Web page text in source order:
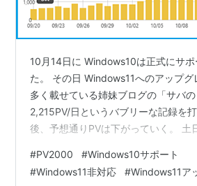
10月14日に Windows10は正式にサポ
た。 その日 Windows11へのアップグ
多く載せている姉妹ブログの「サバの
2,215PV/日というバブリーな記録を
後、予想通りPVは下がっていく。 土
の、順調にWindows11アップグレー
つあるようだ ⬇️ （上記グラフの PVの
#PV2000 #Windows10サポート
#Windows11非対応 #Windows11ア